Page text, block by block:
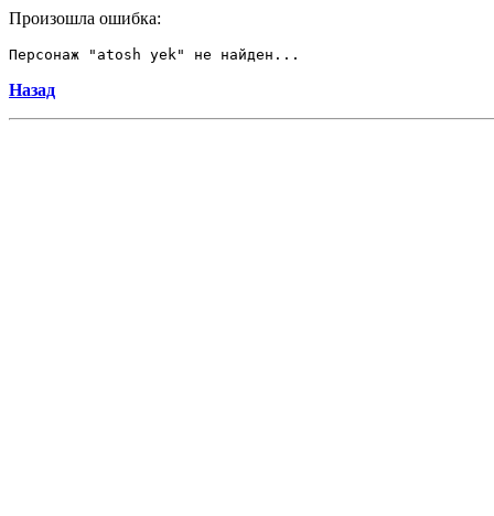
Произошла ошибка:
Персонаж "atosh yek" не найден...
Назад